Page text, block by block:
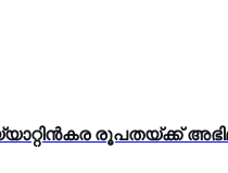
രൂപതയ്ക്ക്